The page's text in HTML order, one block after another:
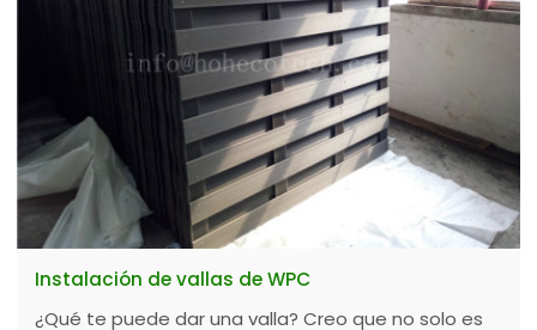
Instalación de vallas de WPC
¿Qué te puede dar una valla? Creo que no solo es